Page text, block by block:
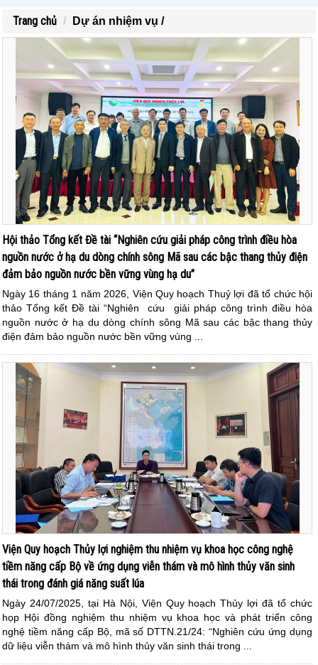
Trang chủ Dự án nhiệm vụ /
Hội thảo Tổng kết Đề tài “Nghiên cứu giải pháp công trình điều hòa
nguồn nước ở hạ du dòng chính sông Mã sau các bậc thang thủy điện
đảm bảo nguồn nước bền vững vùng hạ du”
Ngày 16 tháng 1 năm 2026, Viện Quy hoạch Thuỷ lợi đã tổ chức hội
thảo Tổng kết Đề tài “Nghiên cứu giải pháp công trình điều hòa
nguồn nước ở hạ du dòng chính sông Mã sau các bậc thang thủy
điện đảm bảo nguồn nước bền vững vùng ...
Viện Quy hoạch Thủy lợi nghiệm thu nhiệm vụ khoa học công nghệ
tiềm năng cấp Bộ về ứng dụng viễn thám và mô hình thủy văn sinh
thái trong đánh giá năng suất lúa
Ngày 24/07/2025, tại Hà Nội, Viện Quy hoạch Thủy lợi đã tổ chức
họp Hội đồng nghiệm thu nhiệm vụ khoa học và phát triển công
nghệ tiềm năng cấp Bộ, mã số DTTN.21/24: “Nghiên cứu ứng dụng
dữ liệu viễn thám và mô hình thủy văn sinh thái trong ...